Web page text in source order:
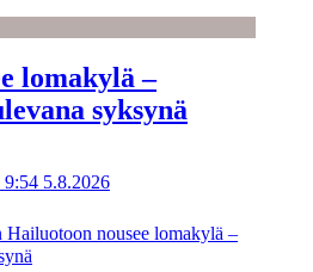
lomakylä –
syksynä
9:54 5.8.2026
nousee lomakylä –